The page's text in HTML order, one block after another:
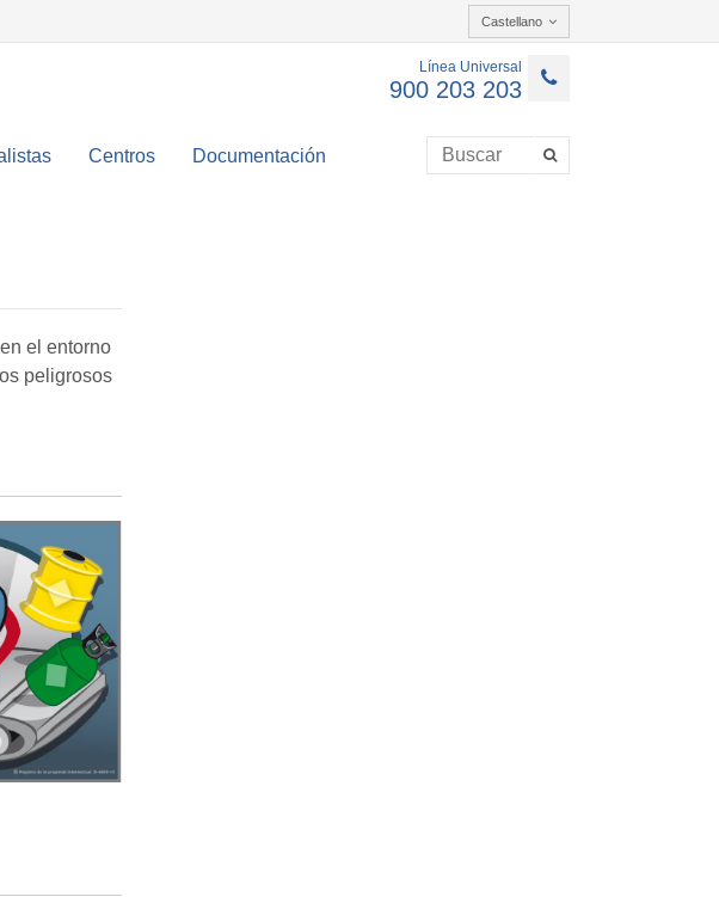
Castellano
Línea Universal
900 203 203
Centros Documentación
el entorno
peligrosos